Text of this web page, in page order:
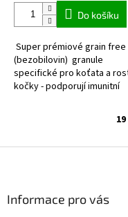
Do košíku
Super prémiové grain free
(bezobilovin) granule
specifické pro koťata a
kočky - podporují imunitní
vepřového masa (živočišný
19
Informace pro vás